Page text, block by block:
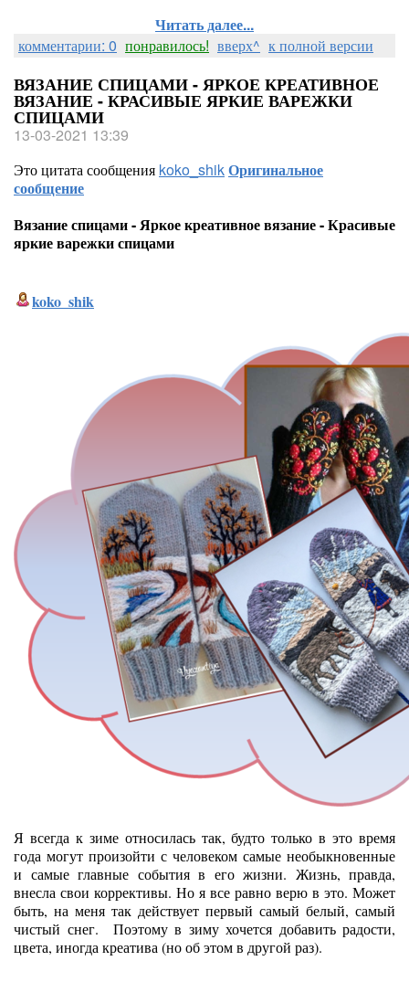
Читать далее...
комментарии: 0 понравилось! вверх^ к полной версии
ВЯЗАНИЕ СПИЦАМИ - ЯРКОЕ КРЕАТИВНОЕ
ВЯЗАНИЕ - КРАСИВЫЕ ЯРКИЕ ВАРЕЖКИ
СПИЦАМИ
13-03-2021 13:39
Это цитата сообщения koko_shikОригинальное
сообщение
Вязание спицами - Яркое креативное вязание - Красивые
яркие варежки спицами
koko_shik
Я всегда к зиме относилась так, будто только в это время
года могут произойти с человеком самые необыкновенные
и самые главные события в его жизни. Жизнь, правда,
внесла свои коррективы. Но я все равно верю в это. Может
быть, на меня так действует первый самый белый, самый
чистый снег. Поэтому в зиму хочется добавить радости,
цвета, иногда креатива (но об этом в другой раз).